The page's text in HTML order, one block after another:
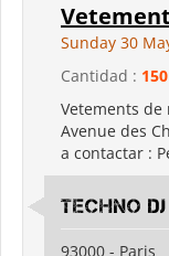
Sunday 30
Cantidad : 150
Vetements de
Avenue des
a contactar :
Techno
93000 - Paris